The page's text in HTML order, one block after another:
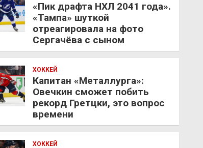
«Пик драфта НХЛ 2041 года».
«Тампа» шуткой
отреагировала на фото
Сергачёва с сыном
ХОККЕЙ
Капитан «Металлурга»:
Овечкин сможет побить
рекорд Гретцки, это вопрос
времени
ХОККЕЙ